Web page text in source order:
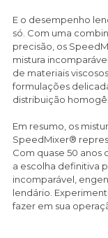
E o desempenho
só. Com uma
precisão, os
mistura
de materiais
formulações
distribuição
Em resumo, os
SpeedMixer®
Com quase 50 anos
a escolha definitiva
incomparável,
lendário.
fazer em sua